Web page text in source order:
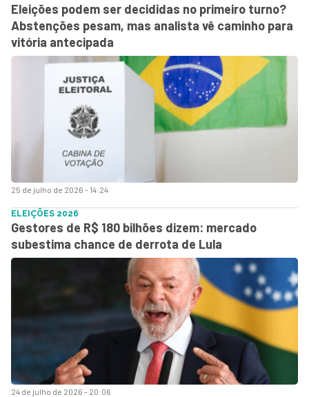
25 de julho de 2026 - 14:24
Eleições podem ser decididas no primeiro turno?
Abstenções pesam, mas analista vê caminho para
vitória antecipada
24 de julho de 2026 - 20:06
ELEIÇÕES 2026
Gestores de R$ 180 bilhões dizem: mercado
subestima chance de derrota de Lula